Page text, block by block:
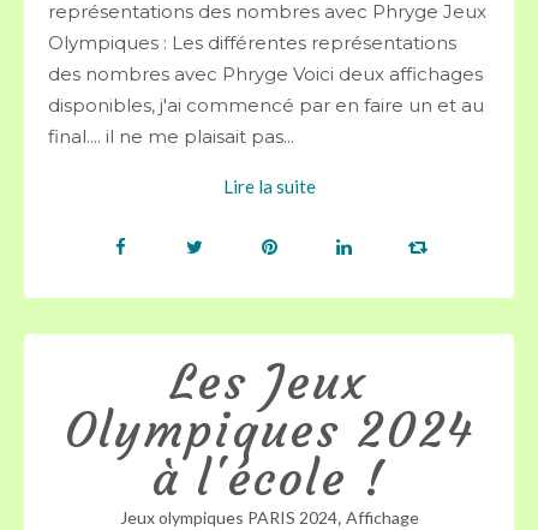
représentations des nombres avec Phryge Jeux
Olympiques : Les différentes représentations
des nombres avec Phryge Voici deux affichages
disponibles, j'ai commencé par en faire un et au
final.... il ne me plaisait pas...
Lire la suite
Les Jeux
Olympiques 2024
à l'école !
Jeux olympiques PARIS 2024, Affichage